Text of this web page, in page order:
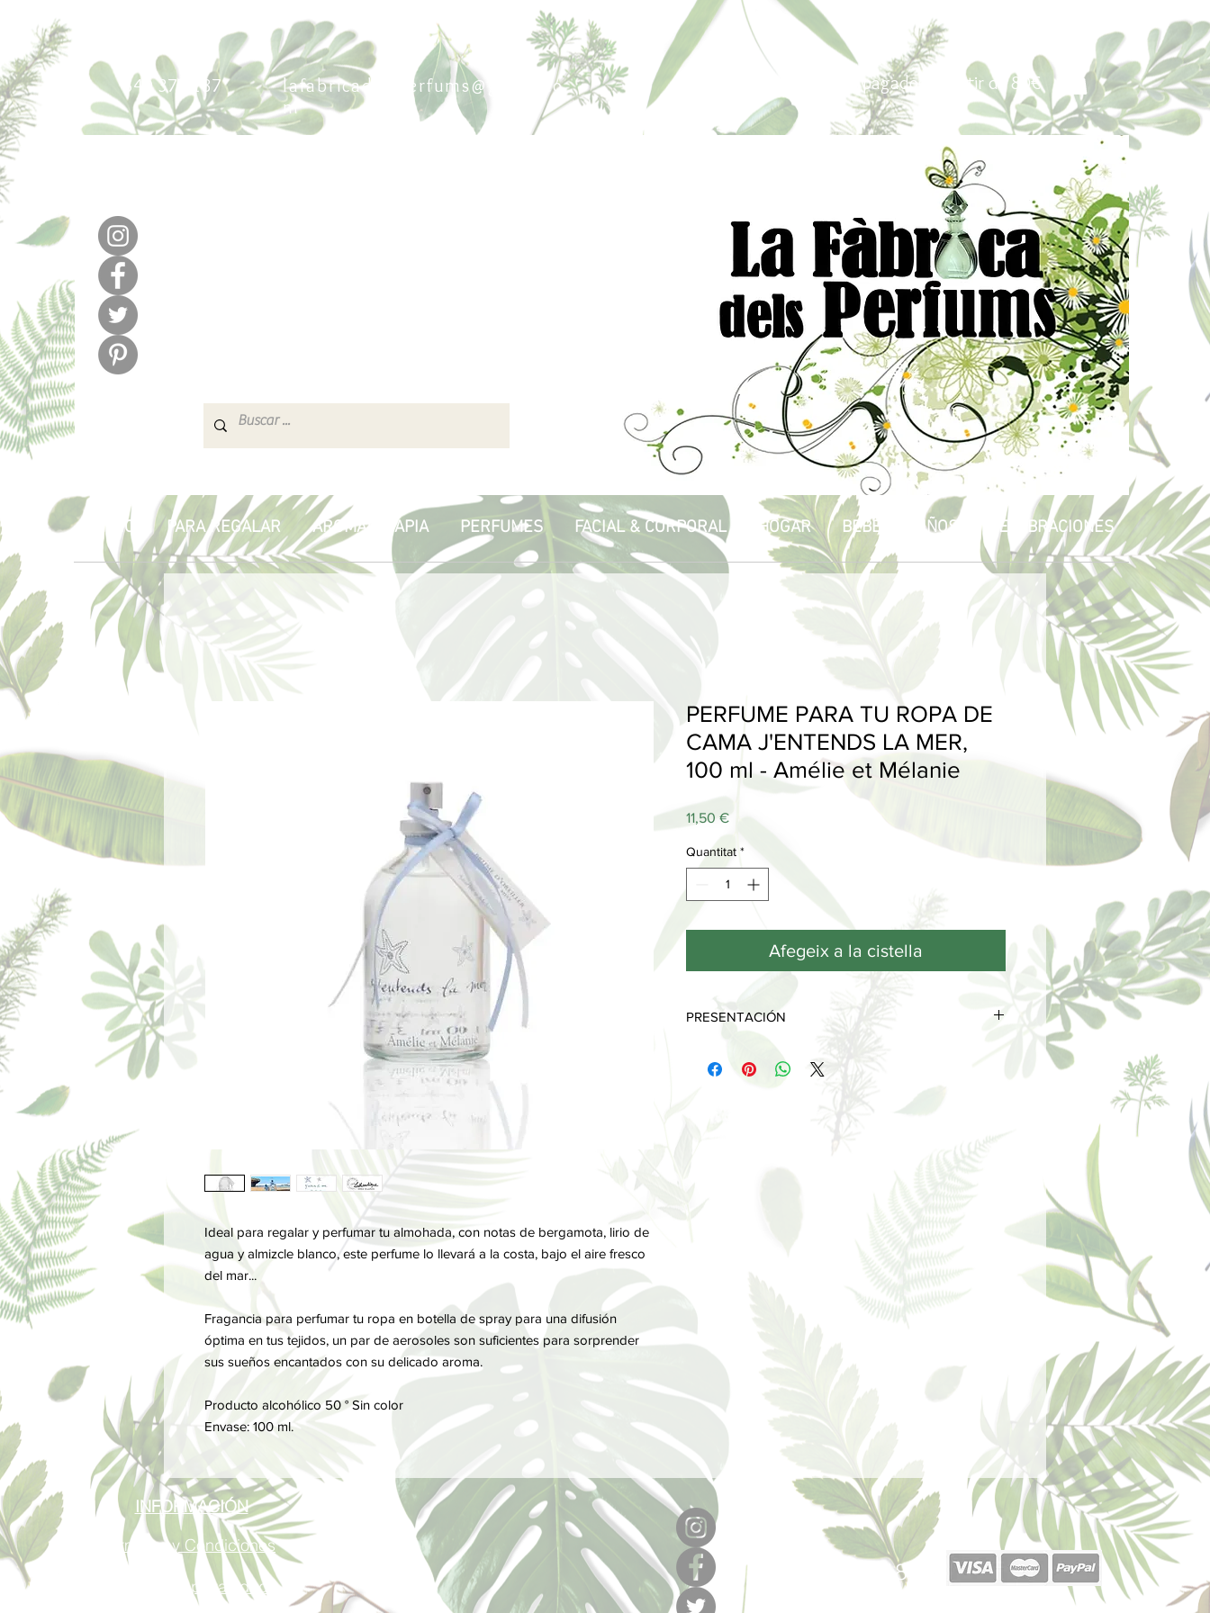
640 377 187
lafabricadelsperfums@gmail.co
m
Portes pagados a partir de 80€
INICIO PARA REGALAR AROMATERAPIA PERFUMES FACIAL & CORPORAL HOGAR BEBÉS & NIÑOS CELEBRACIONES
Ideal para regalar y perfumar tu almohada, con notas de bergamota, lirio de
agua y almizcle blanco, este perfume lo llevará a la costa, bajo el aire fresco
del mar...
Fragancia para perfumar tu ropa en botella de spray para una difusión
óptima en tus tejidos, un par de aerosoles son suficientes para sorprender
sus sueños encantados con su delicado aroma.
Producto alcohólico 50 ° Sin color
Envase: 100 ml.
PERFUME PARA TU ROPA DE
CAMA J'ENTENDS LA MER,
100 ml - Amélie et Mélanie
11,50 €Price
Quantitat *
Afegeix a la cistella
PRESENTACIÓN
decorada con etiqueta y lazos de tonos blanco y azul.
INFORMACIÓN
Términos y Condiciones
Política de privacidad
640 377 187